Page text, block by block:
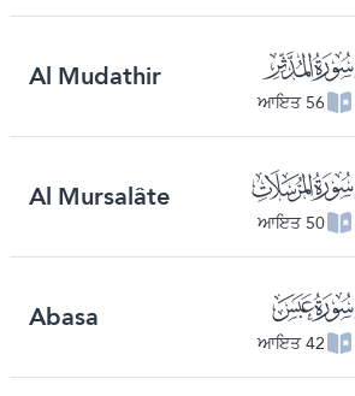
ﯷ
56 ਆਇਤ
Al Mudathir
ﯺ
50 ਆਇਤ
Al Mursalâte
ﯽ
42 ਆਇਤ
Abasa